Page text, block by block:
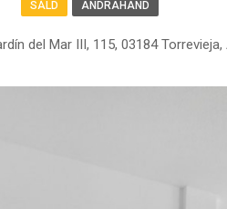
SÅLD ANDRAHAND
del Mar III, 115, 03184